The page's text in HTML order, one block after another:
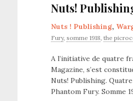
Nuts!
Nuts ! Publishing,
Fury, somme 1918, the
A l’initiative de quatre
Magazine, s’est
Nuts! Publishing.
Phantom Fury. Somme